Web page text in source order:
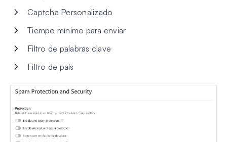
Captcha Personalizado
Tiempo mínimo para enviar
Filtro de palabras clave
Filtro de país